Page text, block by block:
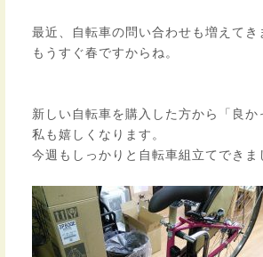
最近、自転車の問い合わせも増えてき
もうすぐ春ですからね。
新しい自転車を購入した方から「良か
私も嬉しくなります。
今週もしっかりと自転車組立てできま